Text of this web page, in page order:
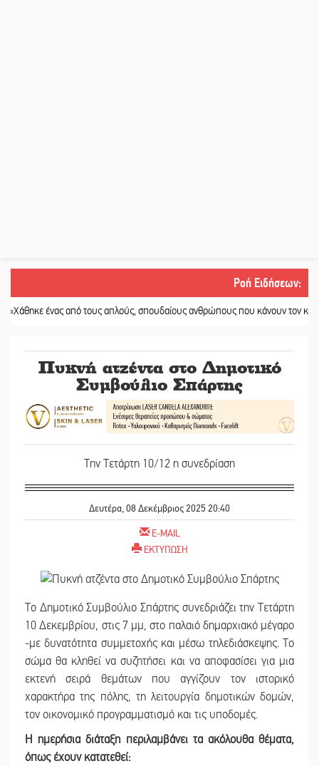
Ροή Ειδήσεων:
ένας από τους απλούς, σπουδαίους ανθρώπους που κάνουν τον κόσμο λίγο
Πυκνή ατζέντα στο Δημοτικό
Συμβούλιο Σπάρτης
Την Τετάρτη 10/12 η συνεδρίαση
Δευτέρα, 08 Δεκέμβριος 2025 20:40
E-MAIL
ΕΚΤΥΠΩΣΗ
Το Δημοτικό Συμβούλιο Σπάρτης συνεδριάζει την Τετάρτη
10 Δεκεμβρίου, στις 7 μμ, στο παλαιό δημαρχιακό μέγαρο
-με δυνατότητα συμμετοχής και μέσω τηλεδιάσκεψης. Το
σώμα θα κληθεί να συζητήσει και να αποφασίσει για μια
εκτενή σειρά θεμάτων που αγγίζουν τον ιστορικό
χαρακτήρα της πόλης, τη λειτουργία δημοτικών δομών,
τον οικονομικό προγραμματισμό και τις υποδομές.
Η ημερήσια διάταξη περιλαμβάνει τα ακόλουθα θέματα,
όπως έχουν κατατεθεί: